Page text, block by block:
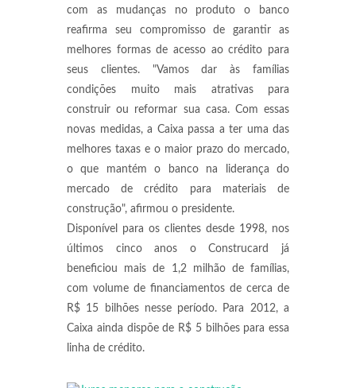
com as mudanças no produto o banco
reafirma seu compromisso de garantir as
melhores formas de acesso ao crédito para
seus clientes. "Vamos dar às famílias
condições muito mais atrativas para
construir ou reformar sua casa. Com essas
novas medidas, a Caixa passa a ter uma das
melhores taxas e o maior prazo do mercado,
o que mantém o banco na liderança do
mercado de crédito para materiais de
construção", afirmou o presidente.
Disponível para os clientes desde 1998, nos
últimos cinco anos o Construcard já
beneficiou mais de 1,2 milhão de famílias,
com volume de financiamentos de cerca de
R$ 15 bilhões nesse período. Para 2012, a
Caixa ainda dispõe de R$ 5 bilhões para essa
linha de crédito.